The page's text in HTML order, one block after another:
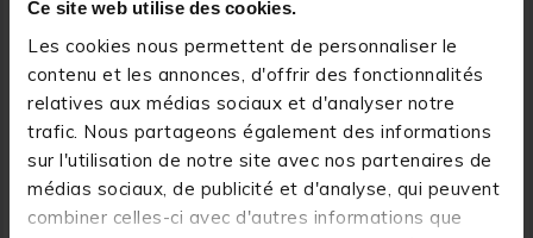
Ce site web utilise des cookies.
Les cookies nous permettent de personnaliser le
contenu et les annonces, d'offrir des fonctionnalités
relatives aux médias sociaux et d'analyser notre
trafic. Nous partageons également des informations
sur l'utilisation de notre site avec nos partenaires de
médias sociaux, de publicité et d'analyse, qui peuvent
combiner celles-ci avec d'autres informations que